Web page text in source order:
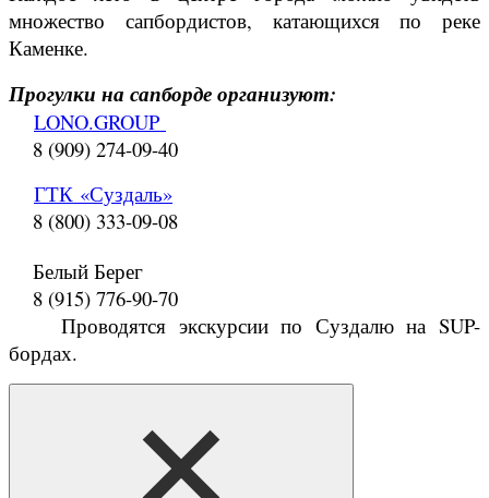
множество сапбордистов, катающихся по реке
Каменке.
Прогулки на сапборде организуют:
LONO.GROUP
8 (909) 274-09-40
ГТК «Суздаль»
8 (800) 333-09-08
Белый Берег
8 (915) 776-90-70
Проводятся экскурсии по Суздалю на SUP-
бордах.